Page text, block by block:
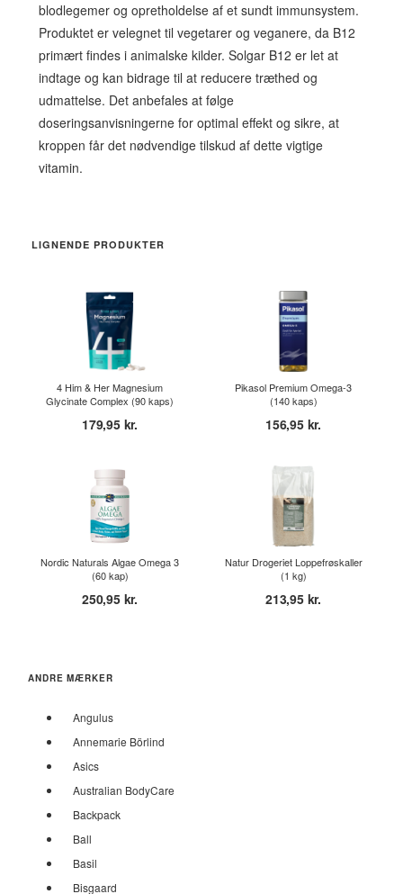
blodlegemer og opretholdelse af et sundt immunsystem.
Produktet er velegnet til vegetarer og veganere, da B12
primært findes i animalske kilder. Solgar B12 er let at
indtage og kan bidrage til at reducere træthed og
udmattelse. Det anbefales at følge
doseringsanvisningerne for optimal effekt og sikre, at
kroppen får det nødvendige tilskud af dette vigtige
vitamin.
LIGNENDE PRODUKTER
4 Him & Her Magnesium
Glycinate Complex (90 kaps)
179,95 kr.
Pikasol Premium Omega-3
(140 kaps)
156,95 kr.
Nordic Naturals Algae Omega 3
(60 kap)
250,95 kr.
Natur Drogeriet Loppefrøskaller
(1 kg)
213,95 kr.
ANDRE MÆRKER
Angulus
Annemarie Börlind
Asics
Australian BodyCare
Backpack
Ball
Basil
Bisgaard